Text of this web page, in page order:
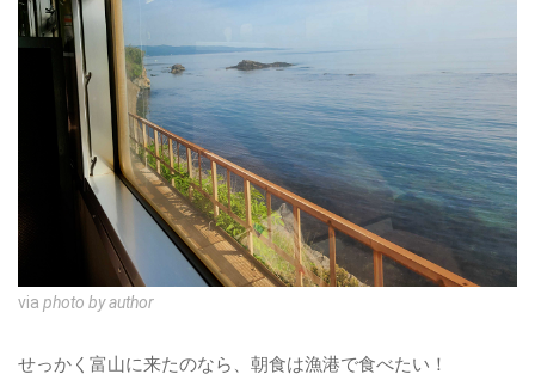
via photo by author
せっかく富山に来たのなら、朝食は漁港で食べたい！